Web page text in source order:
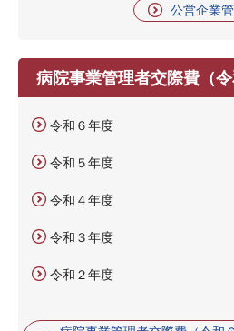
公営企業
病院事業管理者交際費（令
令和６年度
令和５年度
令和４年度
令和３年度
令和２年度